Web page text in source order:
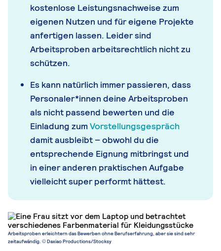
kostenlose Leistungsnachweise zum
eigenen Nutzen und für eigene Projekte
anfertigen lassen. Leider sind
Arbeitsproben arbeitsrechtlich nicht zu
schützen.
Es kann natürlich immer passieren, dass
Personaler*innen deine Arbeitsproben
als nicht passend bewerten und die
Einladung zumVorstellungsgespräch
damit ausbleibt – obwohl du die
entsprechende Eignung mitbringst und
in einer anderen praktischen Aufgabe
vielleicht super performt hättest.
Arbeitsproben erleichtern das Bewerben ohne Berufserfahrung, aber sie sind sehr
zeitaufwändig. © Daxiao Productions/Stocksy